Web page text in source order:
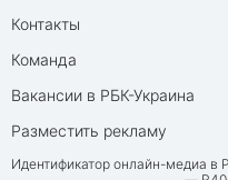
Контакты
Команда
Вакансии в РБК-Украина
Разместить рекламу
Идентификатор онлайн-медиа в